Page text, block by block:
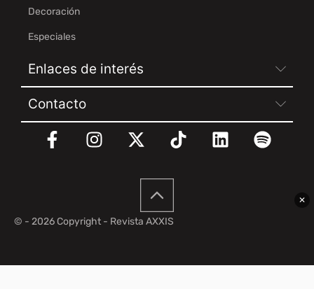
✕
Decoración
Especiales
Enlaces de interés
Contacto
© - 2026 Copyright - Revista AXXIS